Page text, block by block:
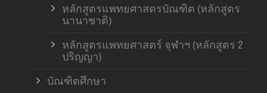
หลักสูตรแพทยศาสตรบัณฑิต (หลักสูตร
นานาชาติ)
หลักสูตรแพทยศาสตร์ จุฬาฯ (หลักสูตร 2
ปริญญา)
บัณฑิตศึกษา